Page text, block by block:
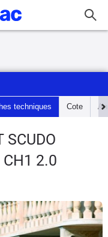
techniques Cote
SCUDO
CH1 2.0